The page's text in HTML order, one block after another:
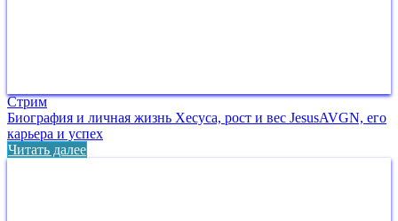
Стрим
Биография и личная жизнь Хесуса, рост и вес JesusAVGN, его
карьера и успех
Читать далее